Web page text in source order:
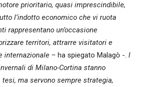
prioritario, quasi imprescindibile,
l’indotto economico che vi ruota
rappresentano un’occasione
territori, attrarre visitatori e
internazionale – ha spiegato Malagò -. I
di Milano-Cortina stanno
ma servono sempre strategia,